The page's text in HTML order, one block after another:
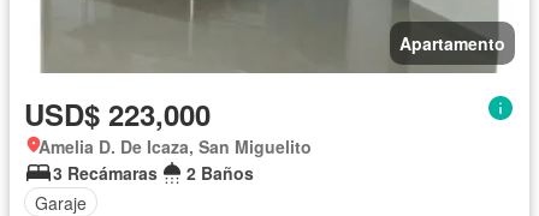
Apartamento
USD$ 223,000
Amelia D. De Icaza, San Miguelito
3 Recámaras
2 Baños
Garaje